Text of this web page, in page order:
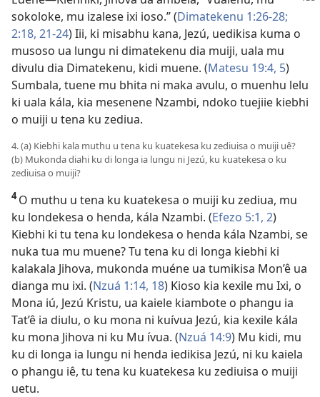
sokoloke, mu izalese ixi ioso.” (Dimatekenu 1:26-28;
2:18, 21-24) Iii, ki misabhu kana, Jezú, uedikisa kuma o
musoso ua lungu ni dimatekenu dia muiji, uala mu
divulu dia Dimatekenu, kidi muene. (Matesu 19:4, 5)
Sumbala, tuene mu bhita ni maka avulu, o muenhu lelu
ki uala kála, kia mesenene Nzambi, ndoko tuejiie kiebhi
o muiji u tena ku zediua.
4. (a) Kiebhi kala muthu u tena ku kuatekesa ku zediuisa o muiji uê?
(b) Mukonda diahi ku di longa ia lungu ni Jezú, ku kuatekesa o ku
zediuisa o muiji?
4O muthu u tena ku kuatekesa o muiji ku zediua, mu
ku londekesa o henda, kála Nzambi. (Efezo 5:1, 2)
Kiebhi ki tu tena ku londekesa o henda kála Nzambi, se
nuka tua mu muene? Tu tena ku di longa kiebhi ki
kalakala Jihova, mukonda muéne ua tumikisa Mon’ê ua
dianga mu ixi. (Nzuá 1:14, 18) Kioso kia kexile mu Ixi, o
Mona iú, Jezú Kristu, ua kaiele kiambote o phangu ia
Tat’ê ia diulu, o ku mona ni kuívua Jezú, kia kexile kála
ku mona Jihova ni ku Mu ívua. (Nzuá 14:9) Mu kidi, mu
ku di longa ia lungu ni henda iedikisa Jezú, ni ku kaiela
o phangu iê, tu tena ku kuatekesa ku zediuisa o muiji
uetu.